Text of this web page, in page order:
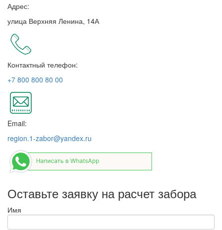
Адрес:
улица Верхняя Ленина, 14А
Контактный телефон:
+7 800 800 80 00
Email:
region.1-zabor@yandex.ru
Оставьте заявку на расчет забора
Имя